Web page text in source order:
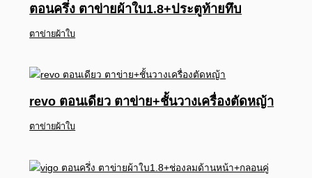
ตอนครึ่ง ตาข่ายผ้าใบ1.8+ประตูท้ายทึบ
ตาข่ายผ้าใบ
revo ตอนเดียว ตาข่าย+ชั้นวางเครื่องตัดหญ้า
ตาข่ายผ้าใบ